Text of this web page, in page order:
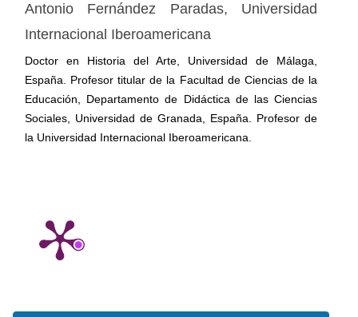
Antonio Fernández Paradas, Universidad
Internacional Iberoamericana
Doctor en Historia del Arte, Universidad de Málaga,
España. Profesor titular de la Facultad de Ciencias de la
Educación, Departamento de Didáctica de las Ciencias
Sociales, Universidad de Granada, España. Profesor de
la Universidad Internacional Iberoamericana.